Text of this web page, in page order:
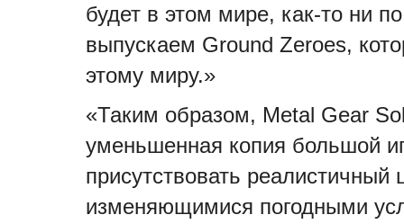
будет в этом мире, как-то ни
выпускаем Ground Zeroes,
этому миру.»
«Таким образом, Metal Gear
уменьшенная копия большой
присутствовать
изменяющимися погодными